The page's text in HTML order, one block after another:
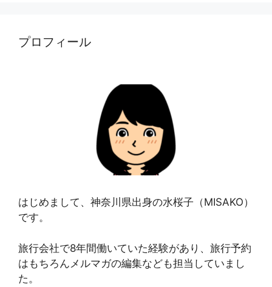
プロフィール
はじめまして、神奈川県出身の水桜子（MISAKO）
です。
旅行会社で8年間働いていた経験があり、旅行予約
はもちろんメルマガの編集なども担当していまし
た。